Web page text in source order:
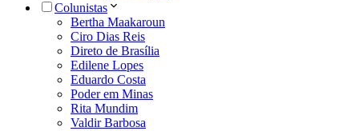
Colunistas
Bertha Maakaroun
Ciro Dias Reis
Direto de Brasília
Edilene Lopes
Eduardo Costa
Poder em Minas
Rita Mundim
Valdir Barbosa